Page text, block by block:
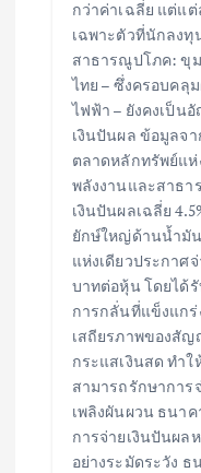
กว่าค่าเฉลี่ย แต่แ
เฉพาะตัวที่นักลงทุ
สาธารณูปโภค: ขุ
ไทย – ซึ่งครอบคลุ
ไฟฟ้า – ยังคงเป็น
เงินปันผล ข้อมูลจ
ตลาดหลักทรัพย์แห่
พลังงานและสาธ
เงินปันผลเฉลี่ย
ยักษ์ใหญ่ด้านน้ำมั
แห่งเดียวประกาศ
บาทต่อหุ้น โดยได้
การกลั่นที่แข็งแกร่
เสถียรภาพของสั
กระแสเงินสด ทำ
สามารถรักษาการ
เพลิงผันผวน ธนา
การจ่ายเงินปันผล
อย่างระมัดระวัง